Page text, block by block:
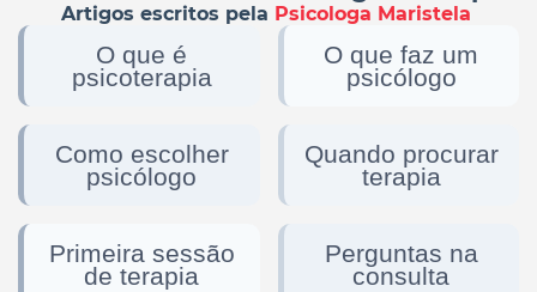
Artigos escritos pela Psicologa Maristela
O que é
psicoterapia
O que faz um
psicólogo
Como escolher
psicólogo
Quando procurar
terapia
Primeira sessão
de terapia
Perguntas na
consulta